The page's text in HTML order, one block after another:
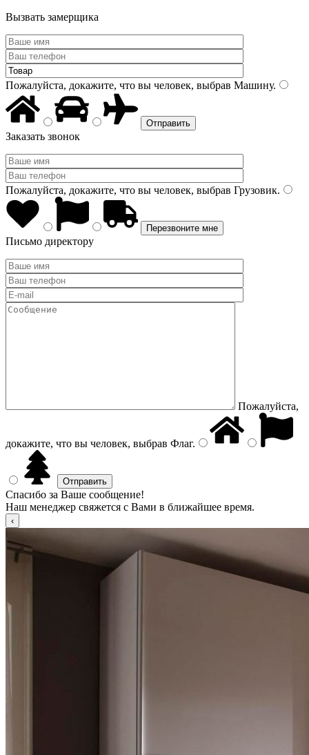
Вызвать замерщика
Пожалуйста, докажите, что вы человек, выбрав Машину.
Заказать звонок
Пожалуйста, докажите, что вы человек, выбрав Грузовик.
Письмо директору
Пожалуйста,
докажите, что вы человек, выбрав Флаг.
Спасибо за Ваше сообщение!
Наш менеджер свяжется с Вами в ближайшее время.